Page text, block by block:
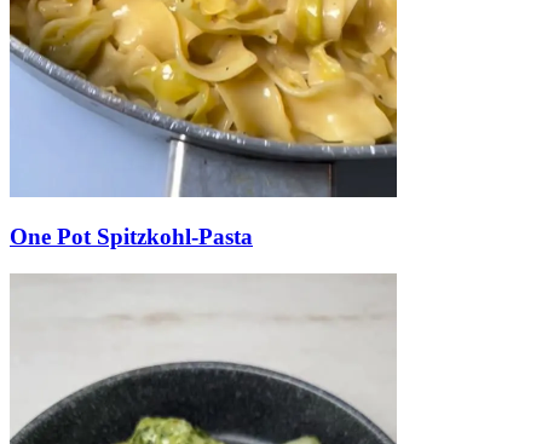
One Pot Spitzkohl-Pasta